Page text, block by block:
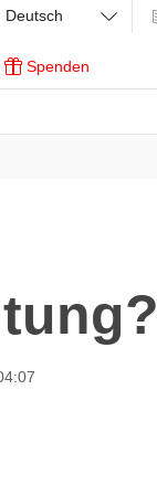
Spenden